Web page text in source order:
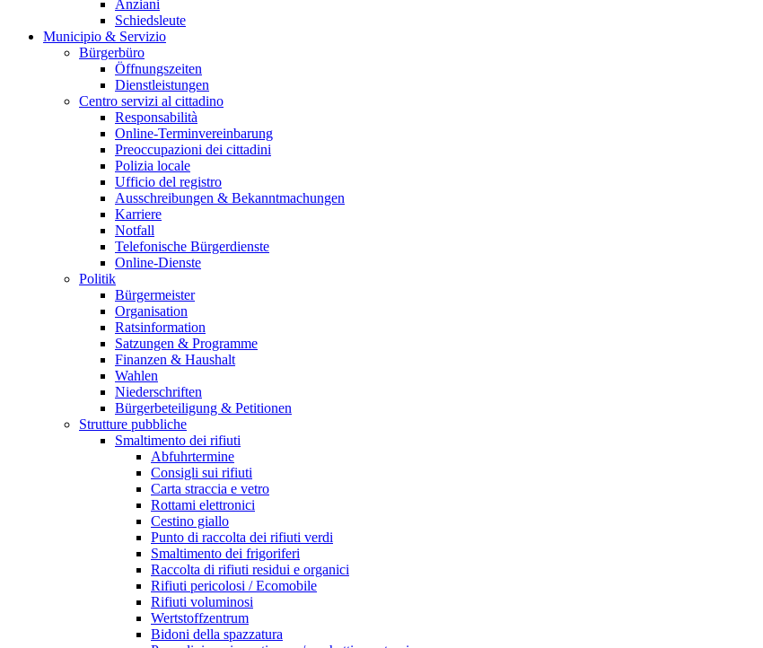
Anziani
Schiedsleute
Municipio & Servizio
Bürgerbüro
Öffnungszeiten
Dienstleistungen
Centro servizi al cittadino
Responsabilità
Online-Terminvereinbarung
Preoccupazioni dei cittadini
Polizia locale
Ufficio del registro
Ausschreibungen & Bekanntmachungen
Karriere
Notfall
Telefonische Bürgerdienste
Online-Dienste
Politik
Bürgermeister
Organisation
Ratsinformation
Satzungen & Programme
Finanzen & Haushalt
Wahlen
Niederschriften
Bürgerbeteiligung & Petitionen
Strutture pubbliche
Smaltimento dei rifiuti
Abfuhrtermine
Consigli sui rifiuti
Carta straccia e vetro
Rottami elettronici
Cestino giallo
Punto di raccolta dei rifiuti verdi
Smaltimento dei frigoriferi
Raccolta di rifiuti residui e organici
Rifiuti pericolosi / Ecomobile
Rifiuti voluminosi
Wertstoffzentrum
Bidoni della spazzatura